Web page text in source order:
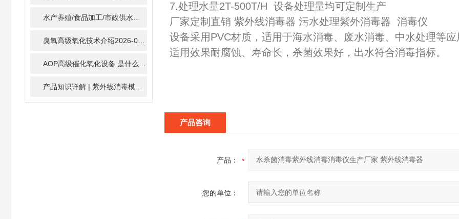
2026-06-26
臭氧高级氧化技术介绍2026-02-27
7.处理水量2T-500T/H 设备处理量均可定制生产
厂家定制直销 紫外线消毒器 污水处理紫外消毒器 消毒仪
设备采用PVC材质，适用于海水消毒、废水消毒、中水处理等应
适用效果耐腐蚀、寿命长，杀菌效果好，出水符合消毒指标。
产品咨询
产品：
您的单位：